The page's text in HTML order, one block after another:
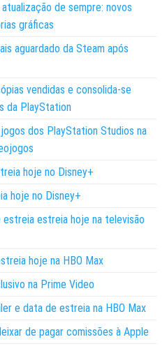
de sempre: novos
gráficas
aguardado da Steam após
vendidas e consolida-se
da PlayStation
dos PlayStation Studios na
hoje no Disney+
hoje no Disney+
estreia hoje na televisão
hoje na HBO Max
na Prime Video
e data de estreia na HBO Max
de pagar comissões à Apple